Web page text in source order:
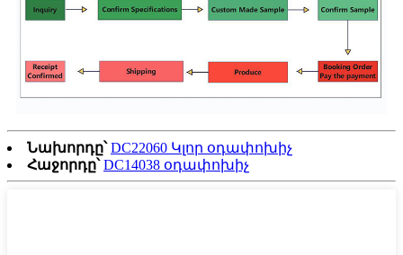
Նախորդը՝ DC22060 Կլոր օդափոխիչ
Հաջորդը՝ DC14038 օդափոխիչ